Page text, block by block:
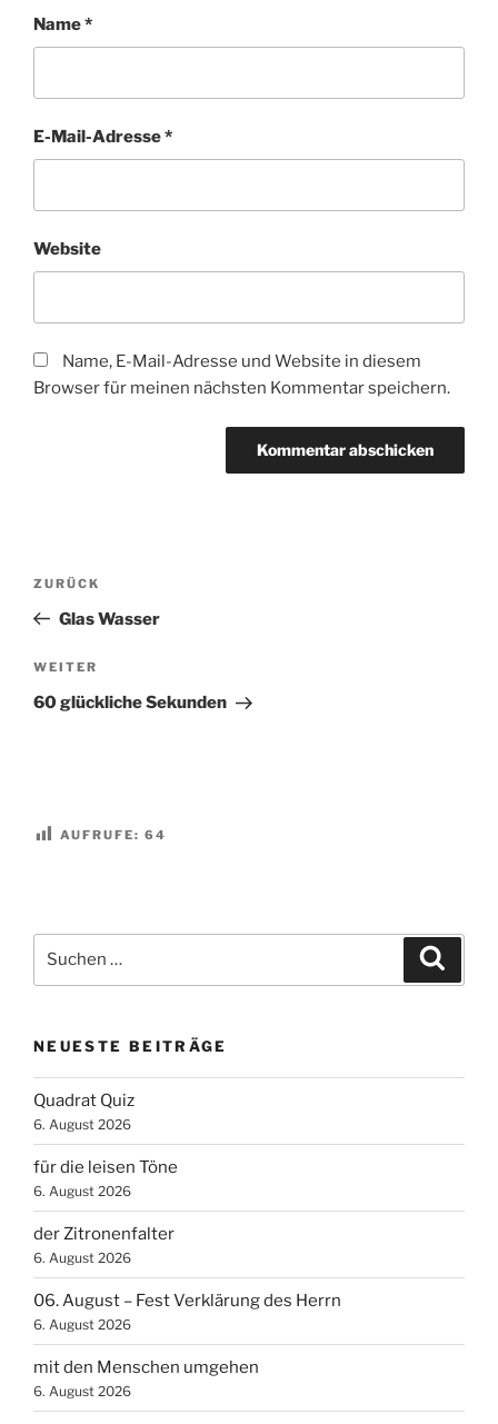
Name*
E-Mail-Adresse*
Website
Name, E-Mail-Adresse und Website in diesem
Browser für meinen nächsten Kommentar speichern.
Beitragsnavigation
Vorheriger
Beitrag
ZURÜCK
Glas Wasser
Nächster
Beitrag
WEITER
60 glückliche Sekunden
AUFRUFE: 64
nach:
NEUESTE BEITRÄGE
Quadrat Quiz
6. August 2026
für die leisen Töne
6. August 2026
der Zitronenfalter
6. August 2026
06. August – Fest Verklärung des Herrn
6. August 2026
mit den Menschen umgehen
6. August 2026